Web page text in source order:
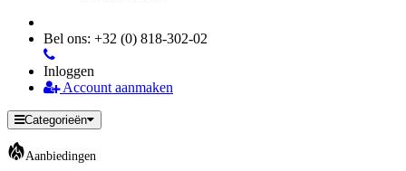
Bel ons: +32 (0) 818-302-02
Inloggen
Account aanmaken
Categorieën
Aanbiedingen